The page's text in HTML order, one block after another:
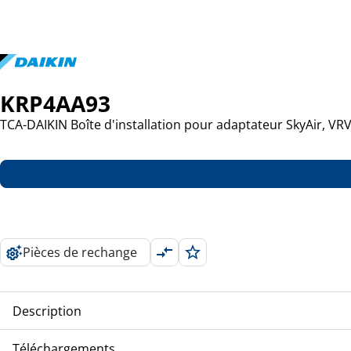
KRP4AA93
TCA-DAIKIN Boîte d'installation pour adaptateur SkyAir, VRV
Pièces de rechange
Description